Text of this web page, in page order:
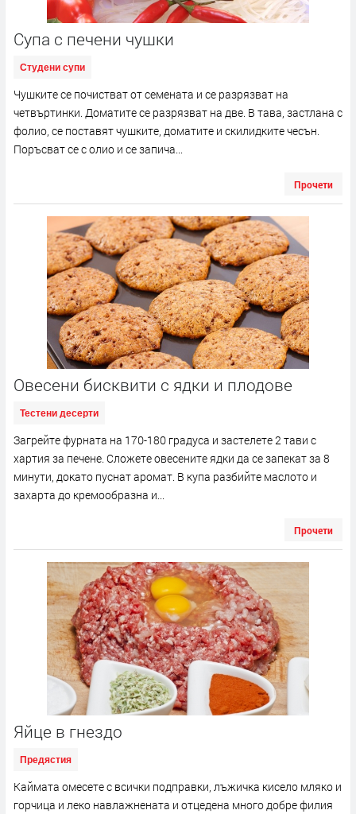
Супа с печени чушки
Студени супи
Чушките се почистват от семената и се разрязват на
четвъртинки. Доматите се разрязват на две. В тава, застлана с
фолио, се поставят чушките, доматите и скилидките чесън.
Поръсват се с олио и се запича...
Прочети
Овесени бисквити с ядки и плодове
Тестени десерти
Загрейте фурната на 170-180 градуса и застелете 2 тави с
хартия за печене. Сложете овесените ядки да се запекат за 8
минути, докато пуснат аромат. В купа разбийте маслото и
захарта до кремообразна и...
Прочети
Яйце в гнездо
Предястия
Каймата омесете с всички подправки, лъжичка кисело мляко и
горчица и леко навлажнената и отцедена много добре филия